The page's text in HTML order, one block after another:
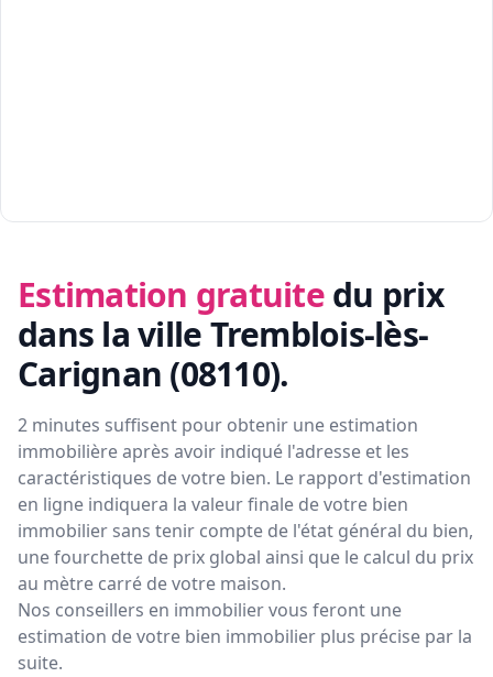
Estimation gratuite du prix
dans la ville Tremblois-lès-
Carignan (08110).
2 minutes suffisent pour obtenir une estimation
immobilière après avoir indiqué l'adresse et les
caractéristiques de votre bien. Le rapport d'estimation
en ligne indiquera la valeur finale de votre bien
immobilier sans tenir compte de l'état général du bien,
une fourchette de prix global ainsi que le calcul du prix
au mètre carré de votre maison.
Nos conseillers en immobilier vous feront une
estimation de votre bien immobilier plus précise par la
suite.